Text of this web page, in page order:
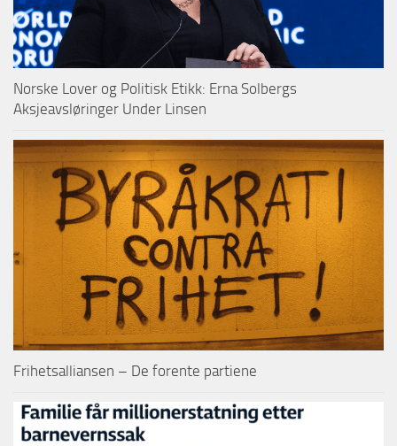
Norske Lover og Politisk Etikk: Erna Solbergs
Aksjeavsløringer Under Linsen
Frihetsalliansen – De forente partiene